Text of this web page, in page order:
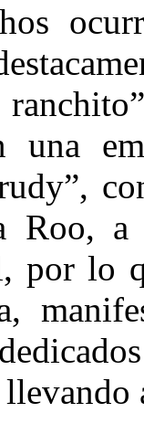
una
Roo,
por lo